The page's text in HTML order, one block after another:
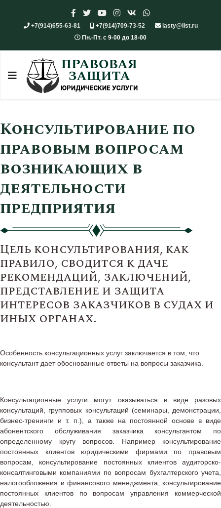
+7(914)655-63-81 +7(914)709-73-52
lasty@list.ru
Пн.-Пт. с 9-00 до 18-00
Консультирование по
правовым вопросам
возникающих в
деятельности
предприятия
Цель консультирования, как
правило, сводится к даче
рекомендаций, заключений,
представление и защита
интересов заказчиков в судах и
иных органах.
Особенность консультационных услуг заключается в том, что
консультант дает обоснованные ответы на вопросы заказчика.
Консультационные услуги могут оказываться в виде разовых
консультаций, групповых консультаций (семинары, демонстрации,
бизнес-тренинги и т. п.), а также на постоянной основе в виде
абонентского обслуживания заказчика консультантом по
определенному кругу вопросов. Например консультирование
постоянных клиентов юридическими фирмами по правовым
вопросам, консультирование постоянных клиентов аудиторско-
консалтинговыми компаниями по вопросам бухгалтерского учета,
налогообложения и финансового менеджмента, консультирование
постоянных клиентов по вопросам управления коммерческой
деятельностью.